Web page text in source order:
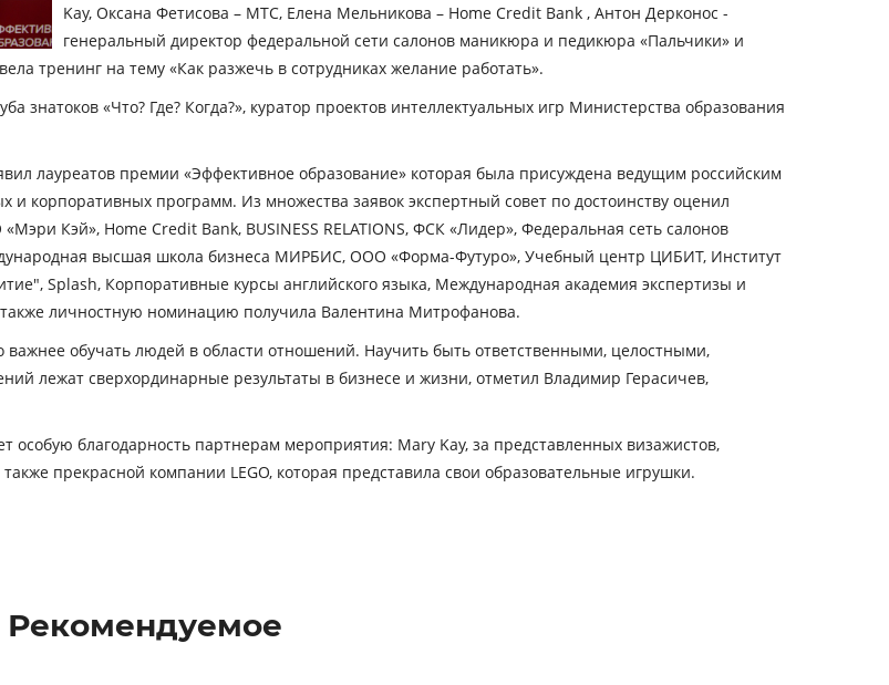
Kay, Оксана Фетисова – МТС, Елена Мельникова – Home Credit Bank , Антон Дерконос -
генеральный директор федеральной сети салонов маникюра и педикюра «Пальчики» и
тренинг на тему «Как разжечь в сотрудниках желание работать».
знатоков «Что? Где? Когда?», куратор проектов интеллектуальных игр Министерства образования
лауреатов премии «Эффективное образование» которая была присуждена ведущим российским
и корпоративных программ. Из множества заявок экспертный совет по достоинству оценил
Кэй», Home Credit Bank, BUSINESS RELATIONS, ФСК «Лидер», Федеральная сеть салонов
высшая школа бизнеса МИРБИС, ООО «Форма-Футуро», Учебный центр ЦИБИТ, Институт
Splash, Корпоративные курсы английского языка, Международная академия экспертизы и
личностную номинацию получила Валентина Митрофанова.
обучать людей в области отношений. Научить быть ответственными, целостными,
лежат сверхординарные результаты в бизнесе и жизни, отметил Владимир Герасичев,
благодарность партнерам мероприятия: Mary Kay, за представленных визажистов,
прекрасной компании LEGO, которая представила свои образовательные игрушки.
Рекомендуемое